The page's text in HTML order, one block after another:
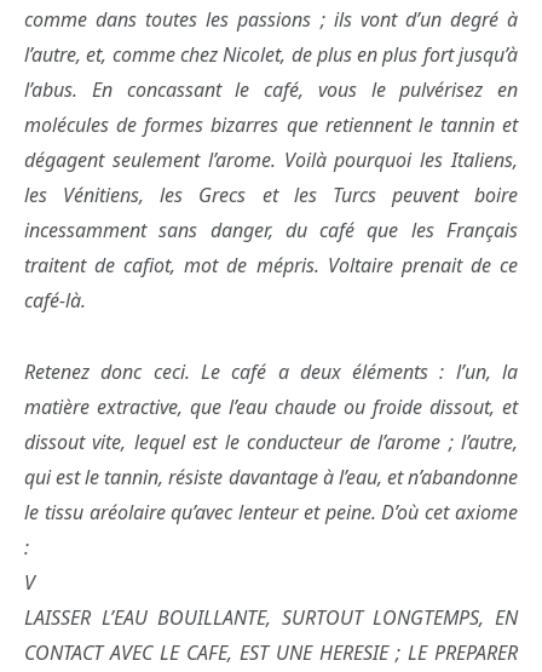
comme dans toutes les passions ; ils vont d’un degré à
l’autre, et, comme chez Nicolet, de plus en plus fort jusqu’à
l’abus. En concassant le café, vous le pulvérisez en
molécules de formes bizarres que retiennent le tannin et
dégagent seulement l’arome. Voilà pourquoi les Italiens,
les Vénitiens, les Grecs et les Turcs peuvent boire
incessamment sans danger, du café que les Français
traitent de cafiot, mot de mépris. Voltaire prenait de ce
café-là.
Retenez donc ceci. Le café a deux éléments : l’un, la
matière extractive, que l’eau chaude ou froide dissout, et
dissout vite, lequel est le conducteur de l’arome ; l’autre,
qui est le tannin, résiste davantage à l’eau, et n’abandonne
le tissu aréolaire qu’avec lenteur et peine. D’où cet axiome
:
V
LAISSER L’EAU BOUILLANTE, SURTOUT LONGTEMPS, EN
CONTACT AVEC LE CAFE, EST UNE HERESIE ; LE PREPARER